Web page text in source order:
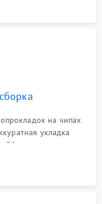
на чипах
укладка
матрицы и
внутри корпуса